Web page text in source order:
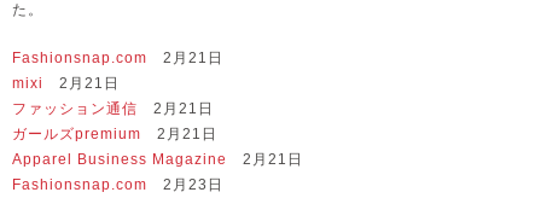
た。
Fashionsnap.com 2月21日
mixi
2月21日
ファッション通信 2月21日
ガールズpremium 2月21日
Apparel Business Magazine
2月21日
Fashionsnap.com 2月23日